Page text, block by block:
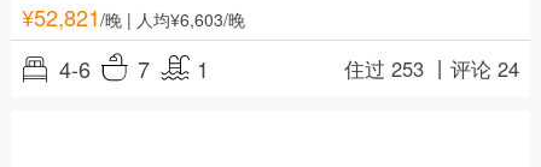
¥52,821/晚| 人均¥6,603/晚
4-6 7 1 住过 253 丨评论 24